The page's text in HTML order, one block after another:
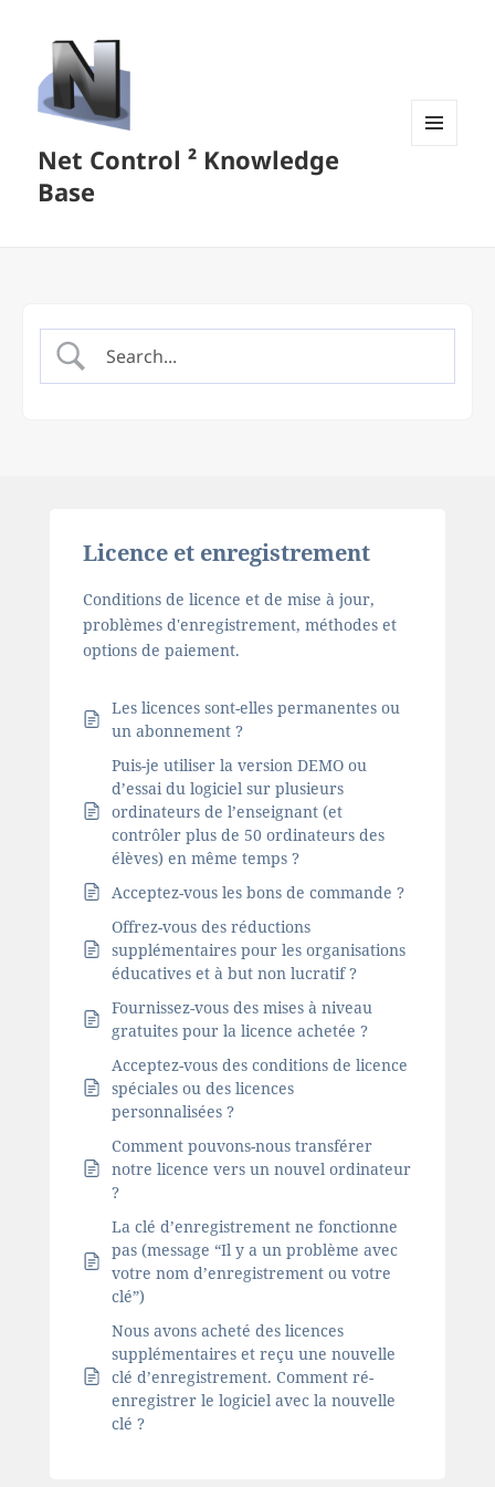
Net Control ² Knowledge
Base
Licence et enregistrement
Conditions de licence et de mise à jour,
problèmes d'enregistrement, méthodes et
options de paiement.
Les licences sont-elles permanentes ou
un abonnement ?
Puis-je utiliser la version DEMO ou
d’essai du logiciel sur plusieurs
ordinateurs de l’enseignant (et
contrôler plus de 50 ordinateurs des
élèves) en même temps ?
Acceptez-vous les bons de commande ?
Offrez-vous des réductions
supplémentaires pour les organisations
éducatives et à but non lucratif ?
Fournissez-vous des mises à niveau
gratuites pour la licence achetée ?
Acceptez-vous des conditions de licence
spéciales ou des licences
personnalisées ?
Comment pouvons-nous transférer
notre licence vers un nouvel ordinateur
?
La clé d’enregistrement ne fonctionne
pas (message “Il y a un problème avec
votre nom d’enregistrement ou votre
clé”)
Nous avons acheté des licences
supplémentaires et reçu une nouvelle
clé d’enregistrement. Comment ré-
enregistrer le logiciel avec la nouvelle
clé ?